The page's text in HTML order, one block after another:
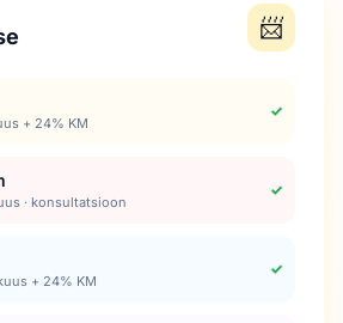
📨
+ 24% KM
✓
· konsultatsioon
✓
+ 24% KM
✓